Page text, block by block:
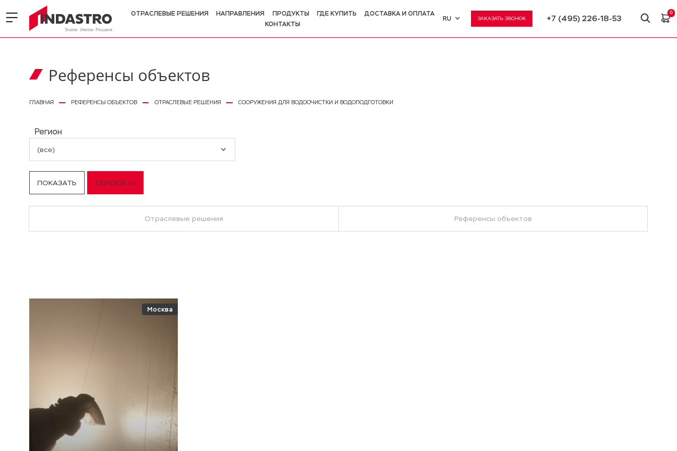
ОТРАСЛЕВЫЕ РЕШЕНИЯ НАПРАВЛЕНИЯ ПРОДУКТЫ ГДЕ КУПИТЬ
ДОСТАВКА И ОПЛАТА
КОНТАКТЫ
RU
RU
ЗАКАЗАТЬ ЗВОНОК +7 (495) 226-18-53
0
Референсы объектов
ГЛАВНАЯ РЕФЕРЕНСЫ ОБЪЕКТОВ ОТРАСЛЕВЫЕ РЕШЕНИЯ СООРУЖЕНИЯ ДЛЯ ВОДООЧИСТКИ И ВОДОПОДГОТОВКИ
Регион
(все)
Отраслевые решения Референсы объектов
Москва